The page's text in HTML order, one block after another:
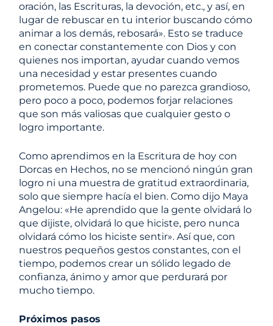
oración, las Escrituras, la devoción, etc., y así, en
lugar de rebuscar en tu interior buscando cómo
animar a los demás, rebosará». Esto se traduce
en conectar constantemente con Dios y con
quienes nos importan, ayudar cuando vemos
una necesidad y estar presentes cuando
prometemos. Puede que no parezca grandioso,
pero poco a poco, podemos forjar relaciones
que son más valiosas que cualquier gesto o
logro importante.
Como aprendimos en la Escritura de hoy con
Dorcas en Hechos, no se mencionó ningún gran
logro ni una muestra de gratitud extraordinaria,
solo que siempre hacía el bien. Como dijo Maya
Angelou: «He aprendido que la gente olvidará lo
que dijiste, olvidará lo que hiciste, pero nunca
olvidará cómo los hiciste sentir». Así que, con
nuestros pequeños gestos constantes, con el
tiempo, podemos crear un sólido legado de
confianza, ánimo y amor que perdurará por
mucho tiempo.
Próximos pasos